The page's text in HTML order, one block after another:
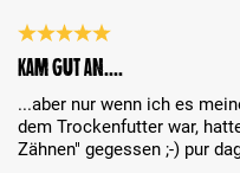
Review with rating of 5 out
Kam gut an....
...aber nur wenn ich es
dem Trockenfutter war,
Zähnen" gegessen ;-) pur